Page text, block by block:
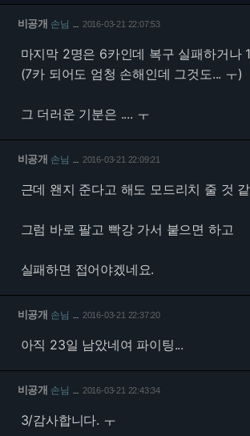
비공개 손님 2016-03-21 22:07:53
마지막 2명은 6카인데 복구 실패하거나
(7카 되어도 엄청 손해인데 그것도... ㅜ)
그 더러운 기분은 .... ㅜ
비공개 손님 2016-03-21 22:09:21
근데 왠지 준다고 해도 모드리치 줄 것
그럼 바로 팔고 빡강 가서 붙으면 하고
실패하면 접어야겠네요.
비공개 손님 2016-03-21 22:37:20
아직 23일 남았네여 파이팅...
비공개 손님 2016-03-21 22:43:34
3/감사합니다. ㅜ